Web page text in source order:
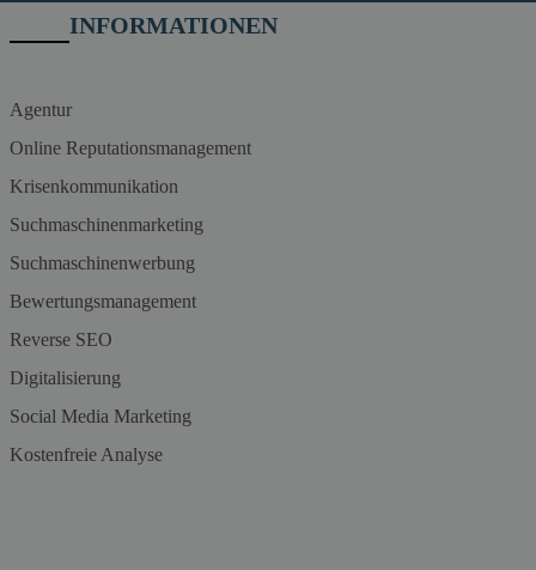
INFORMATIONEN
Agentur
Online Reputationsmanagement
Krisenkommunikation
Suchmaschinenmarketing
Suchmaschinenwerbung
Bewertungsmanagement
Reverse SEO
Digitalisierung
Social Media Marketing
Kostenfreie Analyse